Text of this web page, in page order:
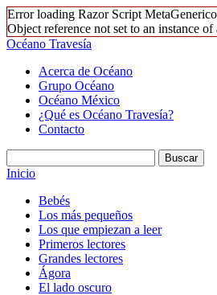
Error loading Razor Script
Object reference not set to an instance of
Océano Travesía
Acerca de Océano
Grupo Océano
Océano México
¿Qué es Océano Travesía?
Contacto
Inicio
Bebés
Los más pequeños
Los que empiezan a leer
Primeros lectores
Grandes lectores
Ágora
El lado oscuro